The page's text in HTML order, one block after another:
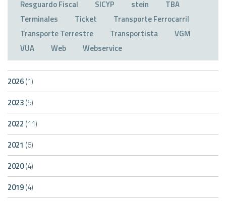
Resguardo Fiscal
SICYP stein
TBA
Terminales
Ticket
Transporte Ferrocarril
Transporte Terrestre
Transportista
VGM
VUA
Web Webservice
2026(1)
2023(5)
2022 (11)
2021 (6)
2020(4)
2019(4)